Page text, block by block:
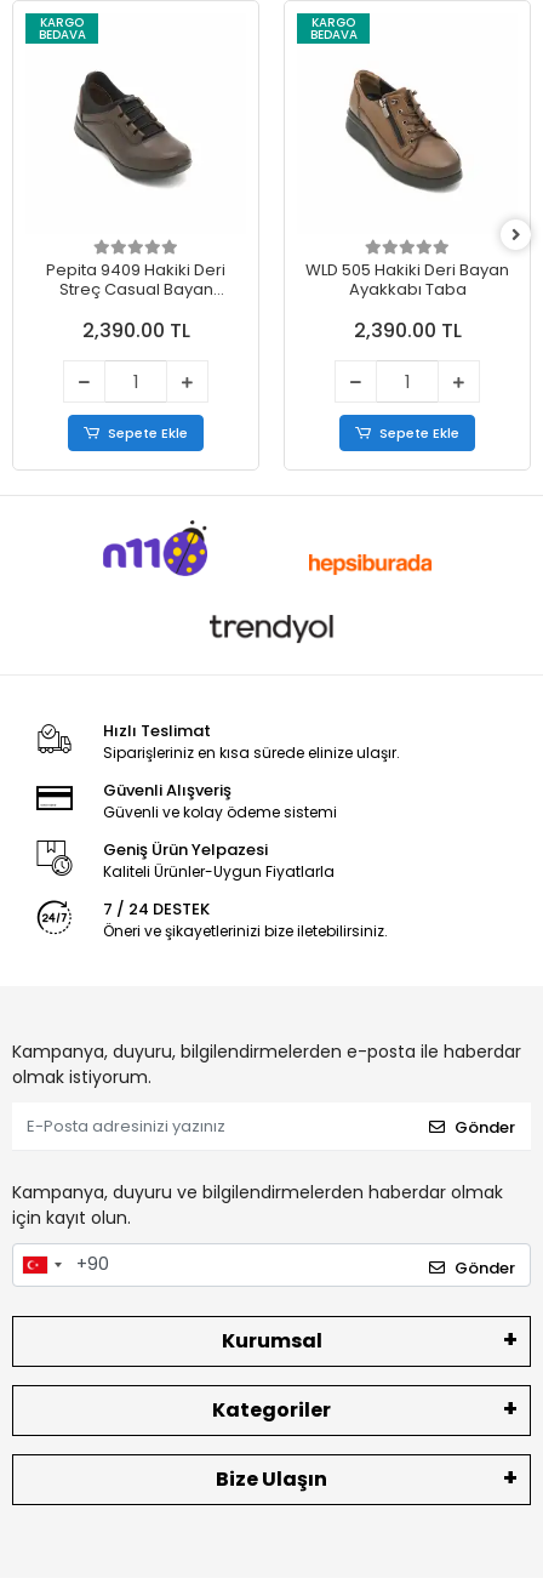
KARGO
BEDAVA
Pepita 9409 Hakiki Deri
Streç Casual Bayan
2,390.00 TL
Sepete Ekle
KARGO
BEDAVA
WLD 505 Hakiki Deri Bayan
Ayakkabı Taba
2,390.00 TL
Sepete Ekle
Hızlı Teslimat
Siparişleriniz en kısa sürede elinize ulaşır.
Güvenli Alışveriş
Güvenli ve kolay ödeme sistemi
Geniş Ürün Yelpazesi
Kaliteli Ürünler-Uygun Fiyatlarla
7 / 24 DESTEK
Öneri ve şikayetlerinizi bize iletebilirsiniz.
Kampanya, duyuru, bilgilendirmelerden e-posta ile haberdar
olmak istiyorum.
Gönder
Kampanya, duyuru ve bilgilendirmelerden haberdar olmak
için kayıt olun.
Gönder
Kurumsal
Kategoriler
Bize Ulaşın